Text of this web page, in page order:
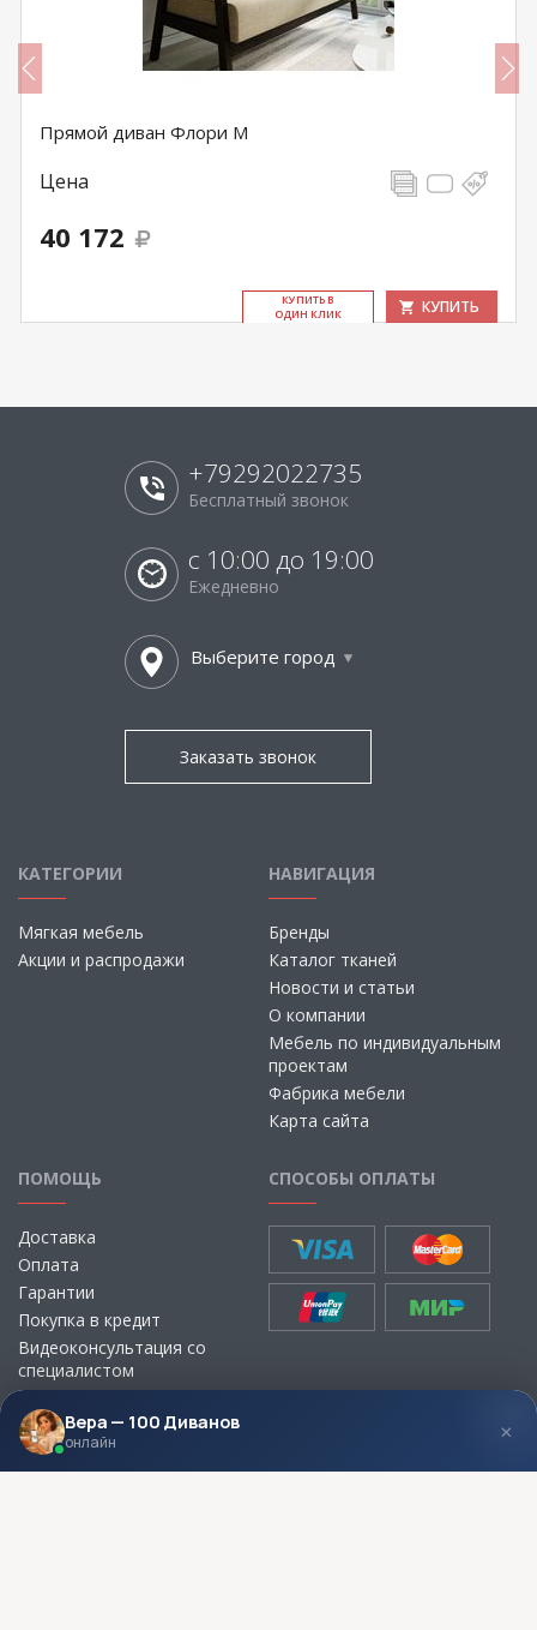
Прямой диван Флори М
Цена
40 172
КУ­ПИТЬ В
ОДИН КЛИК
КУПИТЬ
+79292022735
Бесплатный звонок
с 10:00 до 19:00
Ежедневно
Выберите город
Заказать звонок
КАТЕГОРИИ
Мягкая мебель
Акции и распродажи
НАВИГАЦИЯ
Бренды
Каталог тканей
Новости и статьи
О компании
Мебель по индивидуальным
проектам
Фабрика мебели
Карта сайта
ПОМОЩЬ
Доставка
Оплата
Гарантии
Покупка в кредит
Видеоконсультация со
специалистом
Выбор ткани для мебели без
визита в магазин
СПОСОБЫ ОПЛАТЫ
МЫ В СОЦСЕТЯХ КОНТАКТЫ
Вера — 100 Диванов
онлайн ×